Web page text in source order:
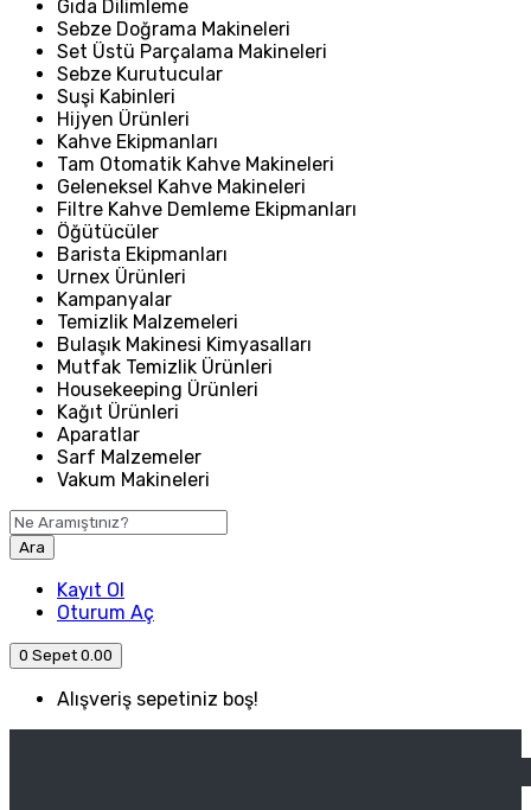
Gıda Dilimleme
Sebze Doğrama Makineleri
Set Üstü Parçalama Makineleri
Sebze Kurutucular
Suşi Kabinleri
Hijyen Ürünleri
Kahve Ekipmanları
Tam Otomatik Kahve Makineleri
Geleneksel Kahve Makineleri
Filtre Kahve Demleme Ekipmanları
Öğütücüler
Barista Ekipmanları
Urnex Ürünleri
Kampanyalar
Temizlik Malzemeleri
Bulaşık Makinesi Kimyasalları
Mutfak Temizlik Ürünleri
Housekeeping Ürünleri
Kağıt Ürünleri
Aparatlar
Sarf Malzemeler
Vakum Makineleri
Ara
Kayıt Ol
Oturum Aç
0 Sepet 0.00
Alışveriş sepetiniz boş!